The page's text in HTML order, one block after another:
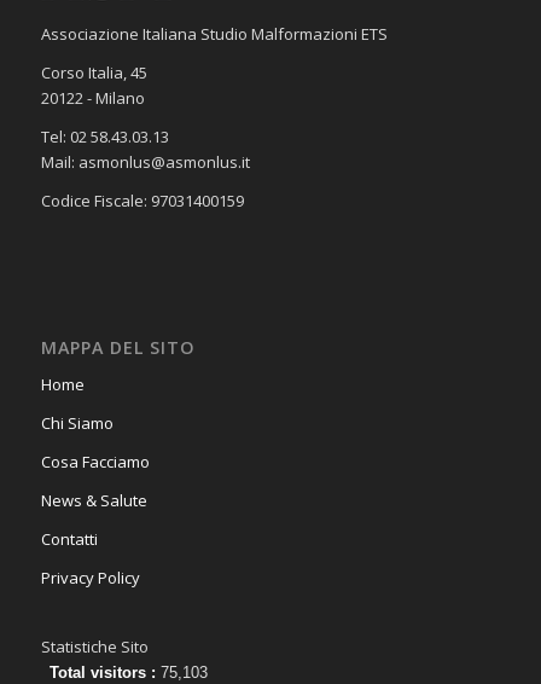
Associazione Italiana Studio Malformazioni ETS
Corso Italia, 45
20122 - Milano
Tel: 02 58.43.03.13
Mail: asmonlus@asmonlus.it
Codice Fiscale: 97031400159
MAPPA DEL SITO
Home
Chi Siamo
Cosa Facciamo
News & Salute
Contatti
Privacy Policy
Statistiche Sito
Total visitors : 75,103